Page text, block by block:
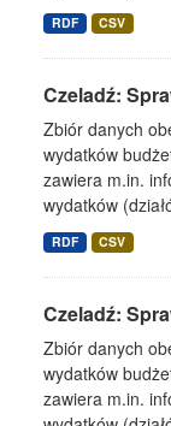
RDF CSV
Czeladź:
Zbiór danych
wydatków
zawiera m.in.
wydatków
RDF CSV
Czeladź:
Zbiór danych
wydatków
zawiera m.in.